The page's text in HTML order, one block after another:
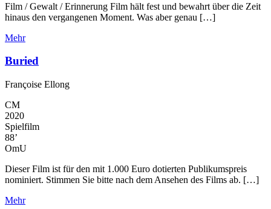
Film / Gewalt / Erinnerung Film hält fest und bewahrt über die Zeit
hinaus den vergangenen Moment. Was aber genau […]
Mehr
Buried
Françoise Ellong
CM
2020
Spielfilm
88’
OmU
Dieser Film ist für den mit 1.000 Euro dotierten Publikumspreis
nominiert. Stimmen Sie bitte nach dem Ansehen des Films ab. […]
Mehr